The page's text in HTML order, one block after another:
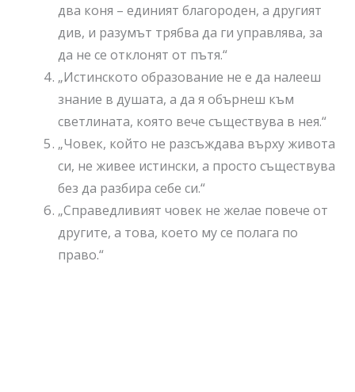
два коня – единият благороден, а другият
див, и разумът трябва да ги управлява, за
да не се отклонят от пътя.“
„Истинското образование не е да налееш
знание в душата, а да я обърнеш към
светлината, която вече съществува в нея.“
„Човек, който не разсъждава върху живота
си, не живее истински, а просто съществува
без да разбира себе си.“
„Справедливият човек не желае повече от
другите, а това, което му се полага по
право.“